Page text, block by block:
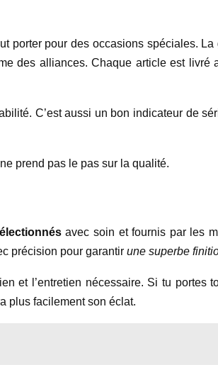
porter pour des occasions spéciales. La
des alliances. Chaque article est livré
C’est aussi un bon indicateur de
prend pas le pas sur la qualité.
avec soin et fournis par les
précision pour garantir une superbe
et l’entretien nécessaire. Si tu portes
plus facilement son éclat.